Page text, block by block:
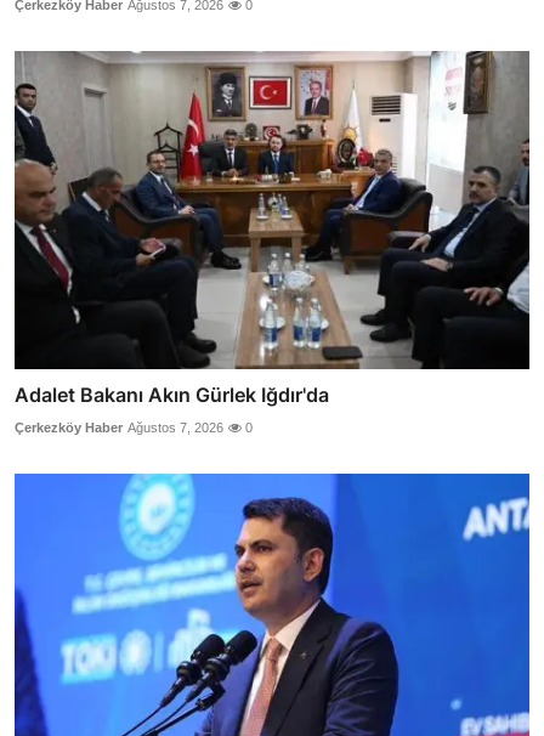
Çerkezköy Haber Ağustos 7, 2026 0
Adalet Bakanı Akın Gürlek Iğdır'da
Çerkezköy Haber Ağustos 7, 2026 0